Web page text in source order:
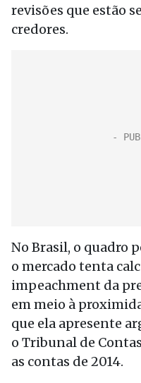
revisões que estão
credores.
No Brasil, o quadro
o mercado tenta
impeachment da
em meio à
que ela apresente
o Tribunal de
as contas de 2014.